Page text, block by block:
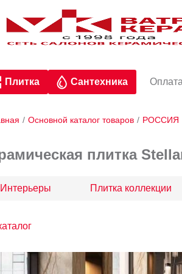
Плитка Сантехника
/ Основной каталог товаров / РОССИЯ
плитка
Интерьеры Плитка коллекции